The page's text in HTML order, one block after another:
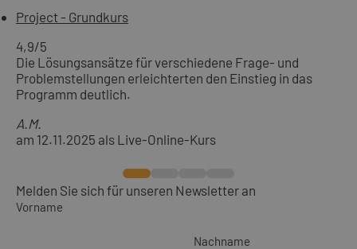
Project - Grundkurs
4,9/5
Die Lösungsansätze für verschiedene Frage- und
Problemstellungen erleichterten den Einstieg in das
Programm deutlich.
A.M.
am 12.11.2025 als Live-Online-Kurs
Melden Sie sich für unseren Newsletter an
Vorname
Nachname